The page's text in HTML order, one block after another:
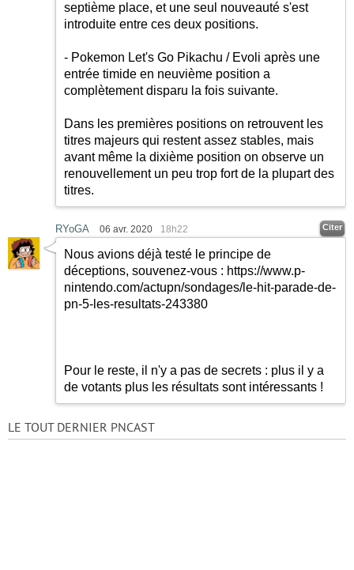
septième place, et une seul nouveauté s'est
introduite entre ces deux positions.
- Pokemon Let's Go Pikachu / Evoli après une
entrée timide en neuvième position a
complètement disparu la fois suivante.
Dans les premières positions on retrouvent les
titres majeurs qui restent assez stables, mais
avant même la dixième position on observe un
renouvellement un peu trop fort de la plupart des
titres.
RYoGA 06 avr. 2020 18h22 Citer
Nous avions déjà testé le principe de
déceptions, souvenez-vous : https://www.p-
nintendo.com/actupn/sondages/le-hit-parade-de-
pn-5-les-resultats-243380
Pour le reste, il n'y a pas de secrets : plus il y a
de votants plus les résultats sont intéressants !
LE TOUT DERNIER PNCAST